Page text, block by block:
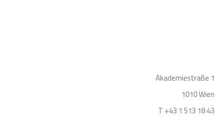
Akademiestraße 1
1010 Wien
T +43 1 513 18 43